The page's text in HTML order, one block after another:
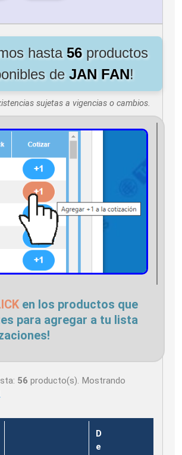
hasta 56productos
de JAN FAN!
sujetas a vigencias o cambios.
en los productos que
para agregar a tu lista
56 producto(s). Mostrando
D
e